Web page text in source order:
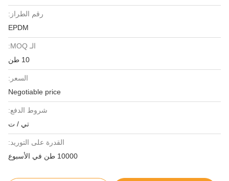
رقم الطراز:
EPDM
الـ MOQ:
10 طن
السعر:
Negotiable price
شروط الدفع:
تي / ت
القدرة على التوريد:
10000 طن في الأسبوع